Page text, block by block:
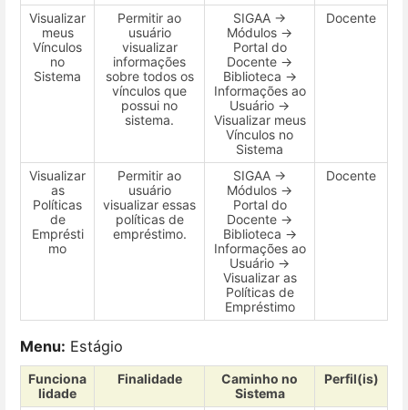
Visualizar
meus
Vínculos
no
Sistema
Permitir ao
usuário
visualizar
informações
sobre todos os
vínculos que
possui no
sistema.
SIGAA →
Módulos →
Portal do
Docente →
Biblioteca →
Informações ao
Usuário →
Visualizar meus
Vínculos no
Sistema
Docente
Visualizar
as
Políticas
de
Emprésti
mo
Permitir ao
usuário
visualizar essas
políticas de
empréstimo.
SIGAA →
Módulos →
Portal do
Docente →
Biblioteca →
Informações ao
Usuário →
Visualizar as
Políticas de
Empréstimo
Docente
Menu: Estágio
Funciona
lidade
Finalidade
Caminho no
Sistema
Perfil(is)